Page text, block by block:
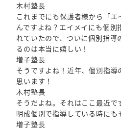
木村塾長
これまでにも保護者様から「エ
んですよね？エイメイにも個
れていたので、ついに個別指導
るのは本当に嬉しい！
増子塾長
そうですよね！近年、個別指導
思います！
木村塾長
そうだよね。それはここ最近で
明成個別で指導している時にも
増子塾長